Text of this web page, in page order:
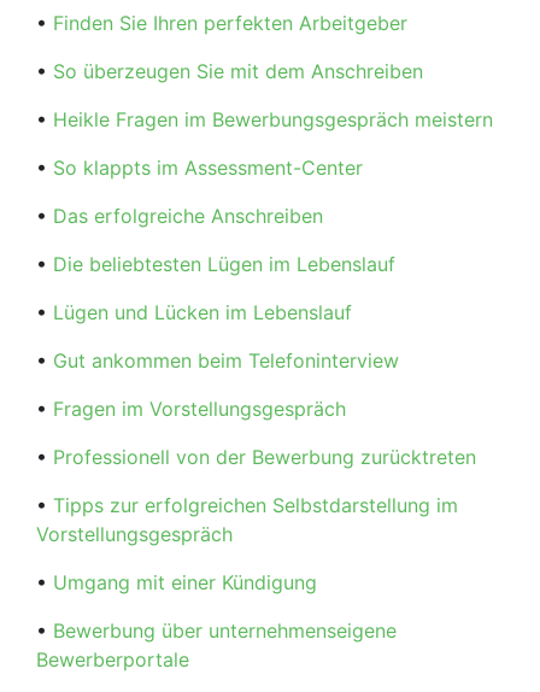
• Finden Sie Ihren perfekten Arbeitgeber
• So überzeugen Sie mit dem Anschreiben
• Heikle Fragen im Bewerbungsgespräch meistern
• So klappts im Assessment-Center
• Das erfolgreiche Anschreiben
• Die beliebtesten Lügen im Lebenslauf
• Lügen und Lücken im Lebenslauf
• Gut ankommen beim Telefoninterview
• Fragen im Vorstellungsgespräch
• Professionell von der Bewerbung zurücktreten
• Tipps zur erfolgreichen Selbstdarstellung im
Vorstellungsgespräch
• Umgang mit einer Kündigung
• Bewerbung über unternehmenseigene
Bewerberportale